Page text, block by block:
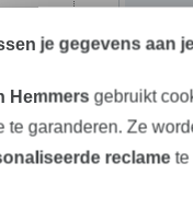
14,18 €
(9,78 € / 1
je gegevens aan
Hemmers gebruikt
te garanderen. Ze
reclamete